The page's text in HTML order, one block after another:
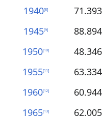
1940[8] 71.393
1945[9] 88.894
1950[10] 48.346
1955[11] 63.334
1960[12] 60.944
1965[13] 62.005